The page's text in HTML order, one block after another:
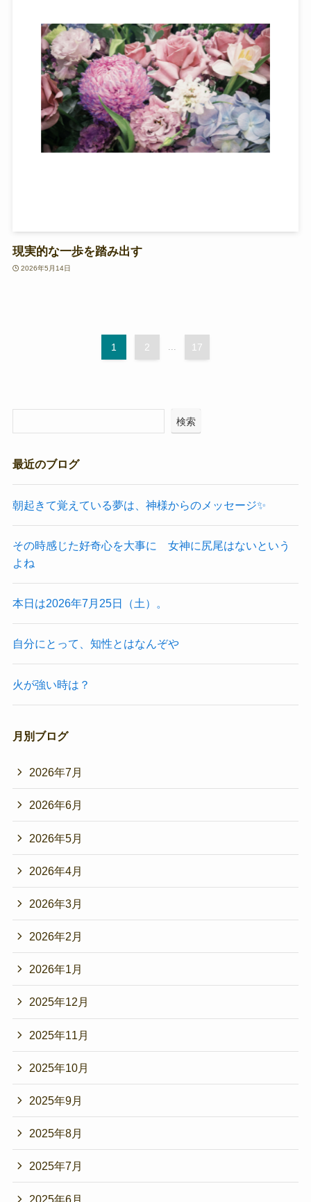
現実的な一歩を踏み出す
2026年5月14日
1 2 ... 17
検索
最近のブログ
朝起きて覚えている夢は、神様からのメッセージ✨
その時感じた好奇心を大事に 女神に尻尾はないという
よね
本日は2026年7月25日（土）。
自分にとって、知性とはなんぞや
火が強い時は？
月別ブログ
2026年7月
2026年6月
2026年5月
2026年4月
2026年3月
2026年2月
2026年1月
2025年12月
2025年11月
2025年10月
2025年9月
2025年8月
2025年7月
2025年6月